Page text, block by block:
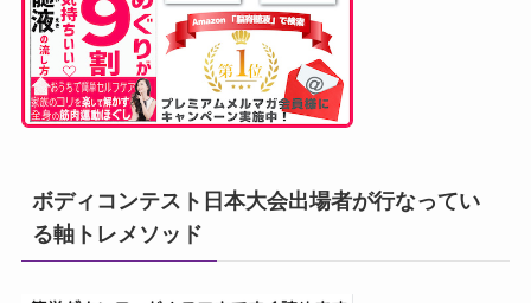
ボディコンテスト日本大会出場者が行なってい
る軸トレメソッド